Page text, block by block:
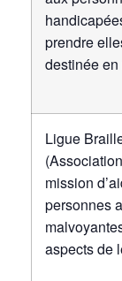
prendre
destinée en
Ligue
mission
personnes
aspects de